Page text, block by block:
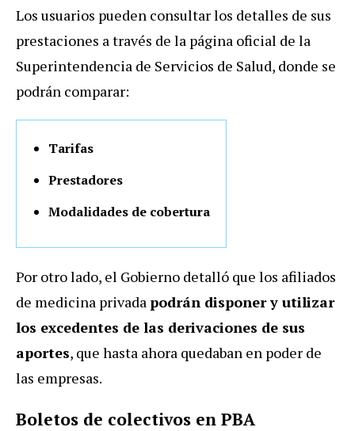
Los usuarios pueden consultar los detalles de sus
prestaciones a través de la página oficial de la
Superintendencia de Servicios de Salud, donde se
podrán comparar:
Tarifas
Prestadores
Modalidades de cobertura
Por otro lado, el Gobierno detalló que los afiliados
de medicina privadapodrán disponer y utilizar
los excedentes de las derivaciones de sus
aportes, que hasta ahora quedaban en poder de
las empresas.
Boletos de colectivos en PBA